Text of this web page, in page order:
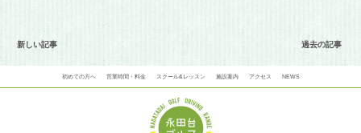
新しい記事 過去の記事
初めての方へ 営業時間・料金 スクール&レッスン 施設案内 アクセス NEWS